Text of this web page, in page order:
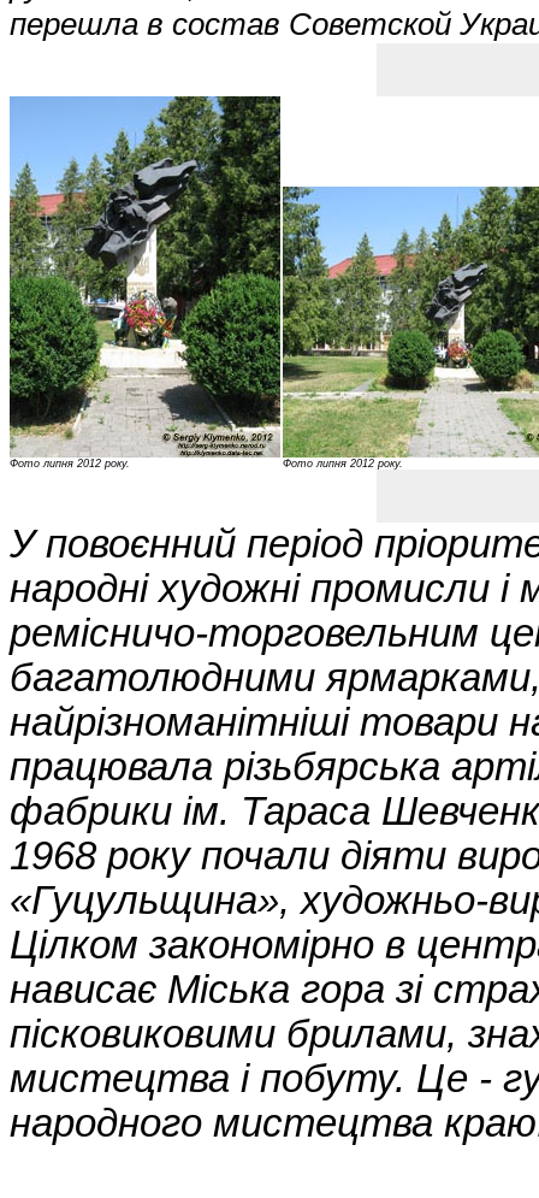
перешла в состав Советской
Фото липня 2012 року. Фото липня 2012 року.
У повоєнний період
народні художні промисли
ремісничо-торговельним
багатолюдними
найрізноманітніші товари
працювала різьбярська
фабрики ім. Тараса
1968 року почали діяти
«Гуцульщина», художньо-
Цілком закономірно в
нависає Міська гора зі
пісковиковими брилами,
мистецтва і побуту. Це -
народного мистецтва